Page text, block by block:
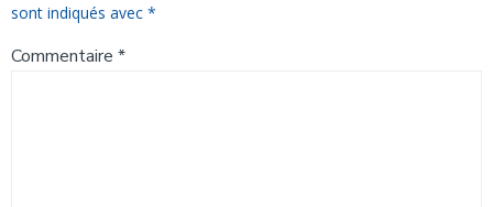
sont indiqués avec *
Commentaire *